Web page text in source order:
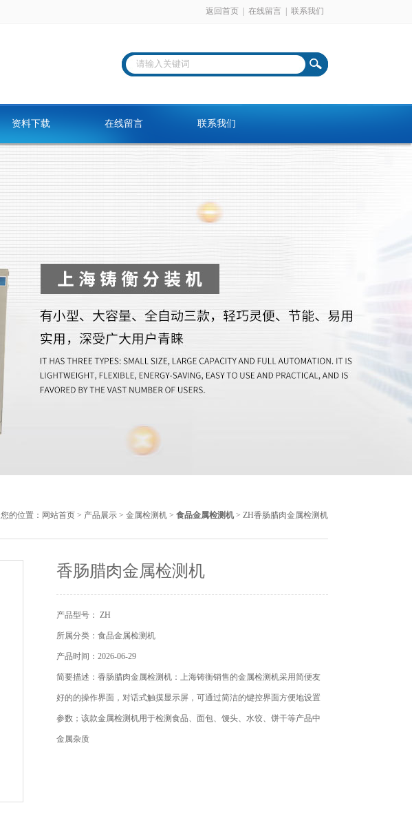
返回首页 在线留言 联系我们
资料下载 在线留言 联系我们
您的位置： 网站首页 > 产品展示 > 金属检测机 > 食品金属检测机 > ZH香肠腊肉金属检测机
香肠腊肉金属检测机
产品型号： ZH
所属分类：食品金属检测机
产品时间：2026-06-29
简要描述：香肠腊肉金属检测机：上海铸衡销售的金属检测机​采用简便友
好的的操作界面，对话式触摸显示屏，可通过简洁的键控界面方便地设置
参数；该款金属检测机用于检测食品、面包、馒头、水饺、饼干等产品中
金属杂质